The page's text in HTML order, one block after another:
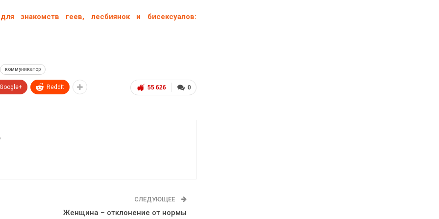
знакомств геев, лесбиянок и бисексуалов:
коммуникатор
0
55 626
Google+ ReddIt
СЛЕДУЮЩЕЕ
Женщина – отклонение от нормы